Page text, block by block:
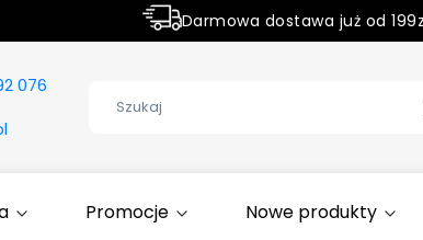
Darmowa dostawa już od
076
Promocje Nowe produkty